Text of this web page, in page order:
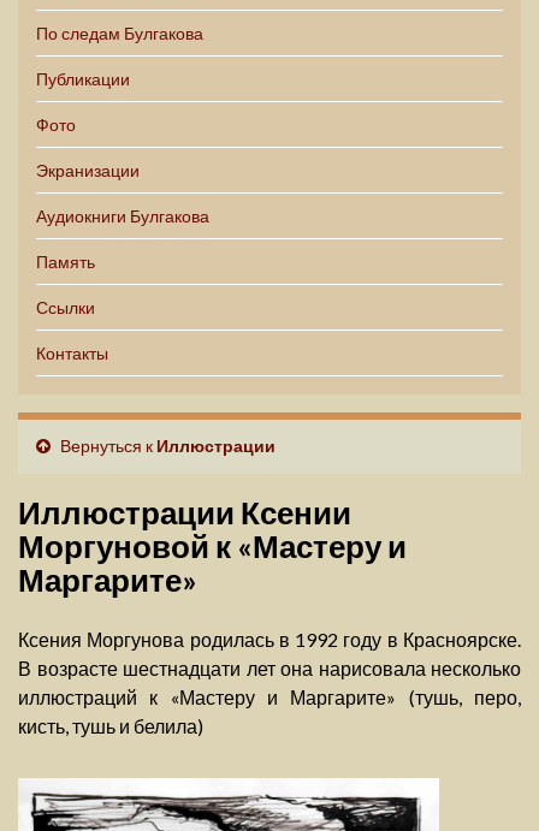
По следам Булгакова
Публикации
Фото
Экранизации
Аудиокниги Булгакова
Память
Ссылки
Контакты
Вернуться к Иллюстрации
Иллюстрации Ксении
Моргуновой к «Мастеру и
Маргарите»
Ксения Моргунова родилась в 1992 году в Красноярске.
В возрасте шестнадцати лет она нарисовала несколько
иллюстраций к «Мастеру и Маргарите» (тушь, перо,
кисть, тушь и белила)